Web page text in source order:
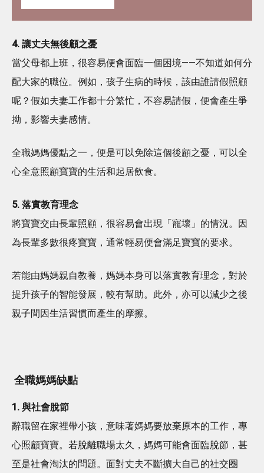
4. 讓丈夫無後顧之憂
當父母都上班，很容易便會面臨一個困境——不知道如何分
配大家的職位。例如，孩子生病的時候，該由誰請假照顧
呢？假如夫妻工作都十分繁忙，不容易請假，便會產生爭
拗，影響夫妻感情。
全職媽媽優點之一，便是可以免除這個後顧之憂，可以全
心全意照顧寶寶的生活和起居飲食。
5. 落實教育理念
將寶寶交由長輩照顧，很容易會出現「寵壞」的情況。因
為長輩多數很疼寶寶，通常輕易便會滿足寶寶的要求。
若能由媽媽親自教養，媽媽本身可以落實教育理念，對於
提升孩子的智能發展，較有幫助。此外，亦可以減少之後
親子間因生活習慣而產生的摩擦。
全職媽媽缺點
1. 與社會脫節
辭職留在家裡帶小孩，意味著媽媽要放棄原本的工作，專
心照顧寶寶。若脫離職場太久，媽媽可能會面臨脫節，甚
至是社會淘汰的問題。面對丈夫不斷擴大自己的社交圈